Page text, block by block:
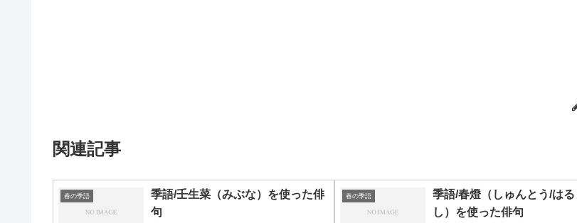
関連記事
春の季語
季語/壬生菜（みぶな）を使った俳
句
春の季語
季語/春燈（しゅんとう/はる
し）を使った俳句